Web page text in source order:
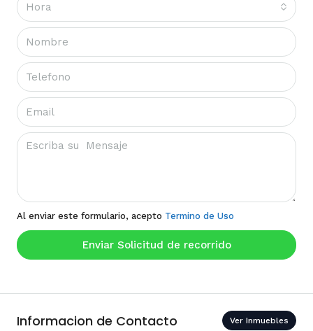
Hora
Al enviar este formulario, acepto Termino de Uso
Enviar Solicitud de recorrido
Informacion de Contacto Ver Inmuebles